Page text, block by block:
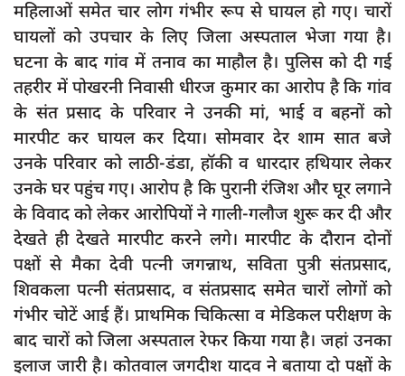
Login
Register
English
महिलाओं समेत चार लोग गंभीर रूप से घायल हो गए। चारों
घायलों को उपचार के लिए जिला अस्पताल भेजा गया है।
घटना के बाद गांव में तनाव का माहौल है। पुलिस को दी गई
तहरीर में पोखरनी निवासी धीरज कुमार का आरोप है कि गांव
के संत प्रसाद के परिवार ने उनकी मां, भाई व बहनों को
मारपीट कर घायल कर दिया। सोमवार देर शाम सात बजे
उनके परिवार को लाठी-डंडा, हॉकी व धारदार हथियार लेकर
उनके घर पहुंच गए। आरोप है कि पुरानी रंजिश और घूर लगाने
के विवाद को लेकर आरोपियों ने गाली-गलौज शुरू कर दी और
देखते ही देखते मारपीट करने लगे। मारपीट के दौरान दोनों
पक्षों से मैका देवी पत्नी जगन्नाथ, सविता पुत्री संतप्रसाद,
शिवकला पत्नी संतप्रसाद, व संतप्रसाद समेत चारों लोगों को
गंभीर चोटें आई हैं। प्राथमिक चिकित्सा व मेडिकल परीक्षण के
बाद चारों को जिला अस्पताल रेफर किया गया है। जहां उनका
इलाज जारी है। कोतवाल जगदीश यादव ने बताया दो पक्षों के